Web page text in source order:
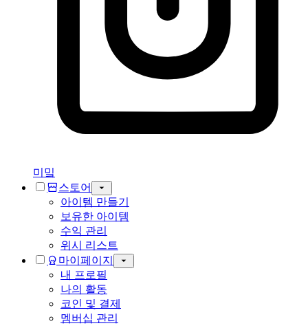
미밐
스토어
아이템 만들기
보유한 아이템
수익 관리
위시 리스트
마이페이지
내 프로필
나의 활동
코인 및 결제
멤버십 관리